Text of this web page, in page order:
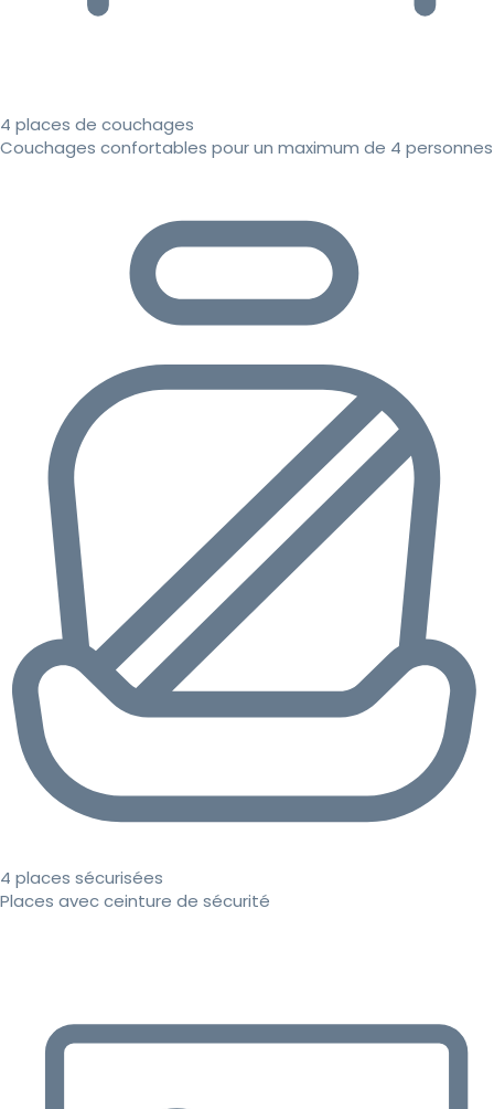
4 places de couchages
Couchages confortables pour un maximum de 4 personnes
4 places sécurisées
Places avec ceinture de sécurité